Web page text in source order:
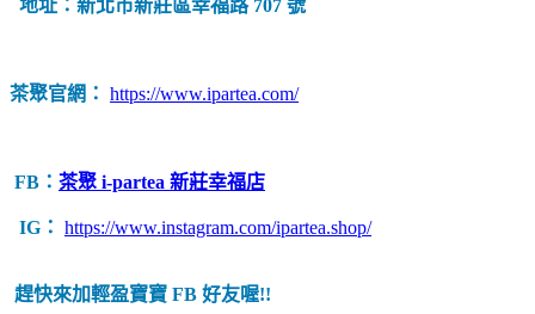
地址：新北市新莊區幸福路 707 號
茶聚官網： https://www.ipartea.com/
FB： 茶聚 i-partea 新莊幸福店
IG： https://www.instagram.com/ipartea.shop/
趕快來加輕盈寶寶 FB 好友喔!!